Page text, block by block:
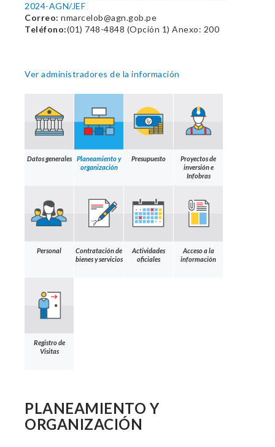
2024-AGN/JEF
Correo: nmarcelob@agn.gob.pe
Teléfono:(01) 748-4848 (Opción 1) Anexo: 200
Ver administradores de la información
Datos generales
Planeamiento y
organización
Presupuesto
Proyectos de
inversión e
Infobras
Personal
Contratación de
bienes y servicios
Actividades
oficiales
Acceso a la
información
Registro de
Visitas
PLANEAMIENTO Y
ORGANIZACIÓN